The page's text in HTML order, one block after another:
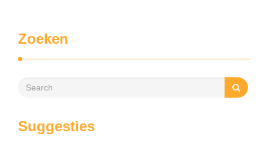
Zoeken
Suggesties